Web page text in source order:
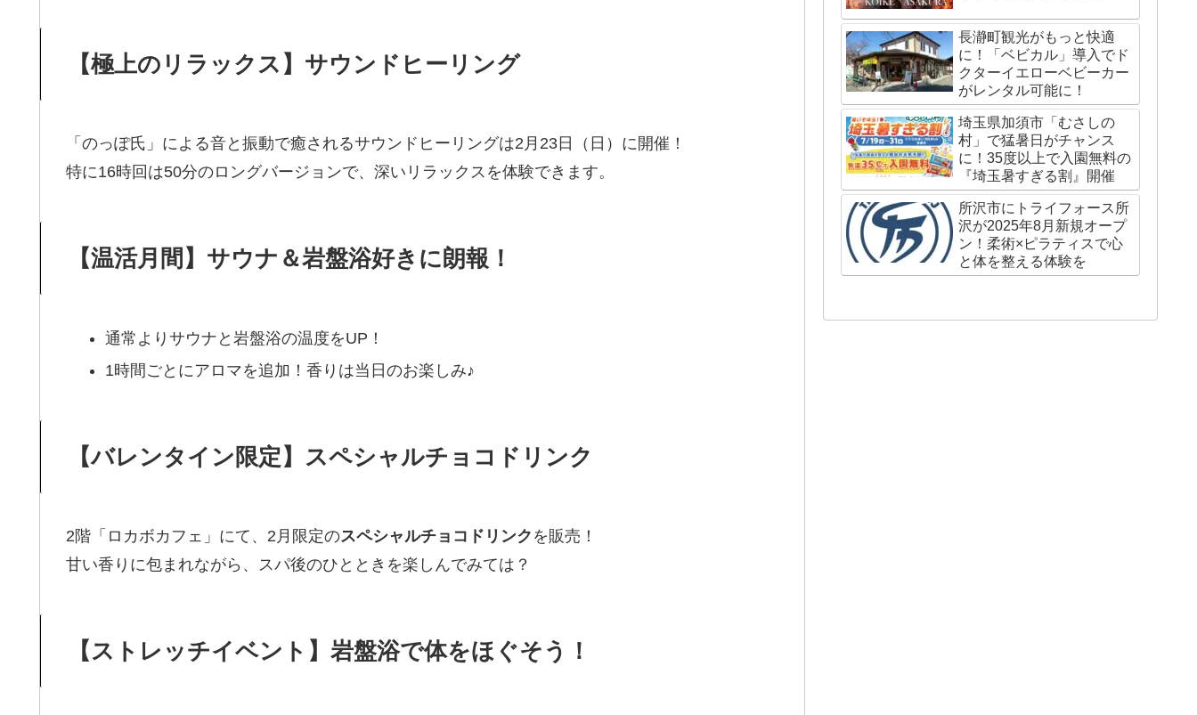
【極上のリラックス】サウンドヒーリング
「のっぽ氏」による音と振動で癒されるサウンドヒーリングは2月23日（日）に開催！
特に16時回は50分のロングバージョンで、深いリラックスを体験できます。
【温活月間】サウナ＆岩盤浴好きに朗報！
通常よりサウナと岩盤浴の温度をUP！
1時間ごとにアロマを追加！香りは当日のお楽しみ♪
【バレンタイン限定】スペシャルチョコドリンク
2階「ロカボカフェ」にて、2月限定のスペシャルチョコドリンク を販売！
甘い香りに包まれながら、スパ後のひとときを楽しんでみては？
【ストレッチイベント】岩盤浴で体をほぐそう！
長瀞町観光がもっと快適
に！「ベビカル」導入でド
クターイエローベビーカー
がレンタル可能に！
埼玉県加須市「むさしの
村」で猛暑日がチャンス
に！35度以上で入園無料の
『埼玉暑すぎる割』開催
所沢市にトライフォース所
沢が2025年8月新規オープ
ン！柔術×ピラティスで心
と体を整える体験を